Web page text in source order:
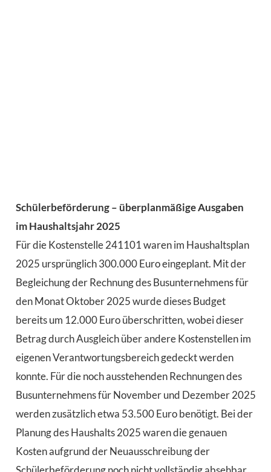
Schülerbeförderung – überplanmäßige Ausgaben
im Haushaltsjahr 2025
Für die Kostenstelle 241101 waren im Haushaltsplan
2025 ursprünglich 300.000 Euro eingeplant. Mit der
Begleichung der Rechnung des Busunternehmens für
den Monat Oktober 2025 wurde dieses Budget
bereits um 12.000 Euro überschritten, wobei dieser
Betrag durch Ausgleich über andere Kostenstellen im
eigenen Verantwortungsbereich gedeckt werden
konnte. Für die noch ausstehenden Rechnungen des
Busunternehmens für November und Dezember 2025
werden zusätzlich etwa 53.500 Euro benötigt. Bei der
Planung des Haushalts 2025 waren die genauen
Kosten aufgrund der Neuausschreibung der